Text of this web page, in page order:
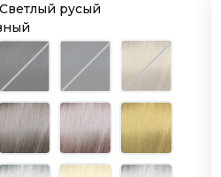
русый